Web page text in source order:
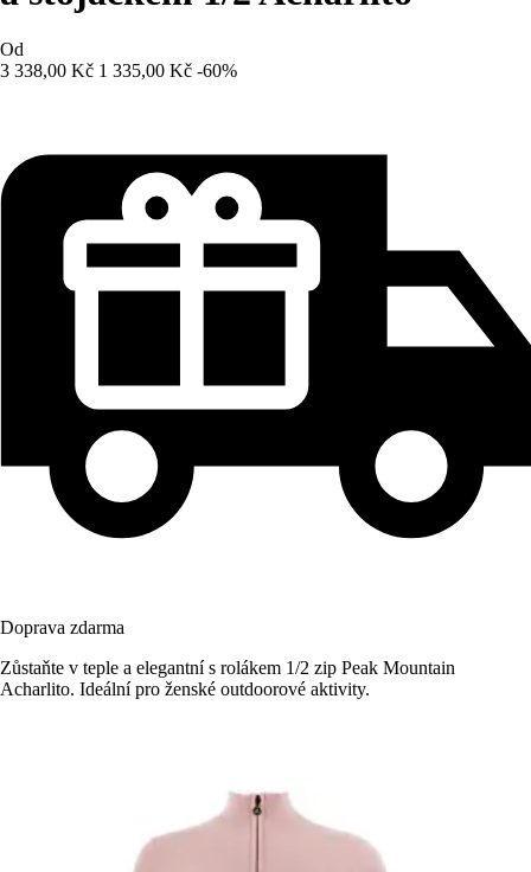
Od
3 338,00 Kč 1 335,00 Kč -60%
Doprava zdarma
Zůstaňte v teple a elegantní s rolákem 1/2 zip Peak Mountain
Acharlito. Ideální pro ženské outdoorové aktivity.